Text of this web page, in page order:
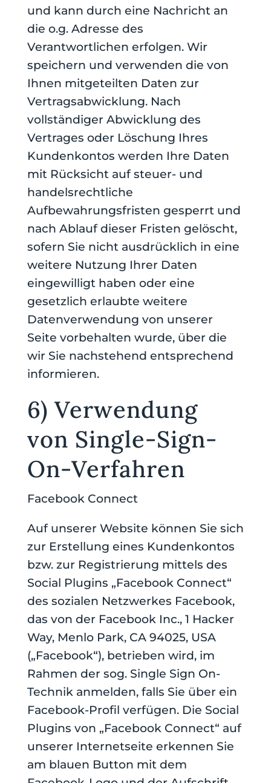
und kann durch eine Nachricht an
die o.g. Adresse des
Verantwortlichen erfolgen. Wir
speichern und verwenden die von
Ihnen mitgeteilten Daten zur
Vertragsabwicklung. Nach
vollständiger Abwicklung des
Vertrages oder Löschung Ihres
Kundenkontos werden Ihre Daten
mit Rücksicht auf steuer- und
handelsrechtliche
Aufbewahrungsfristen gesperrt und
nach Ablauf dieser Fristen gelöscht,
sofern Sie nicht ausdrücklich in eine
weitere Nutzung Ihrer Daten
eingewilligt haben oder eine
gesetzlich erlaubte weitere
Datenverwendung von unserer
Seite vorbehalten wurde, über die
wir Sie nachstehend entsprechend
informieren.
6) Verwendung
von Single-Sign-
On-Verfahren
Facebook Connect
Auf unserer Website können Sie sich
zur Erstellung eines Kundenkontos
bzw. zur Registrierung mittels des
Social Plugins „Facebook Connect“
des sozialen Netzwerkes Facebook,
das von der Facebook Inc., 1 Hacker
Way, Menlo Park, CA 94025, USA
(„Facebook“), betrieben wird, im
Rahmen der sog. Single Sign On-
Technik anmelden, falls Sie über ein
Facebook-Profil verfügen. Die Social
Plugins von „Facebook Connect“ auf
unserer Internetseite erkennen Sie
am blauen Button mit dem